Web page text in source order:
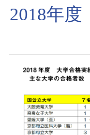
アクセス
資料請求
2018年